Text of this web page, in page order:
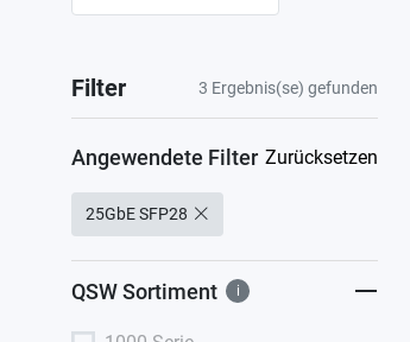
Filter 3 Ergebnis(se) gefunden
Angewendete Filter Zurücksetzen
25GbE SFP28
QSW Sortiment i